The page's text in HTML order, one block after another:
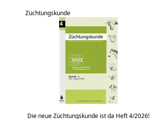
Züchtungskunde
Die neue Züchtungskunde ist da Heft 4/2026!